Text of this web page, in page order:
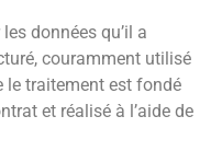
données qu’il a
couramment utilisé
le traitement est fondé
et réalisé à l’aide de